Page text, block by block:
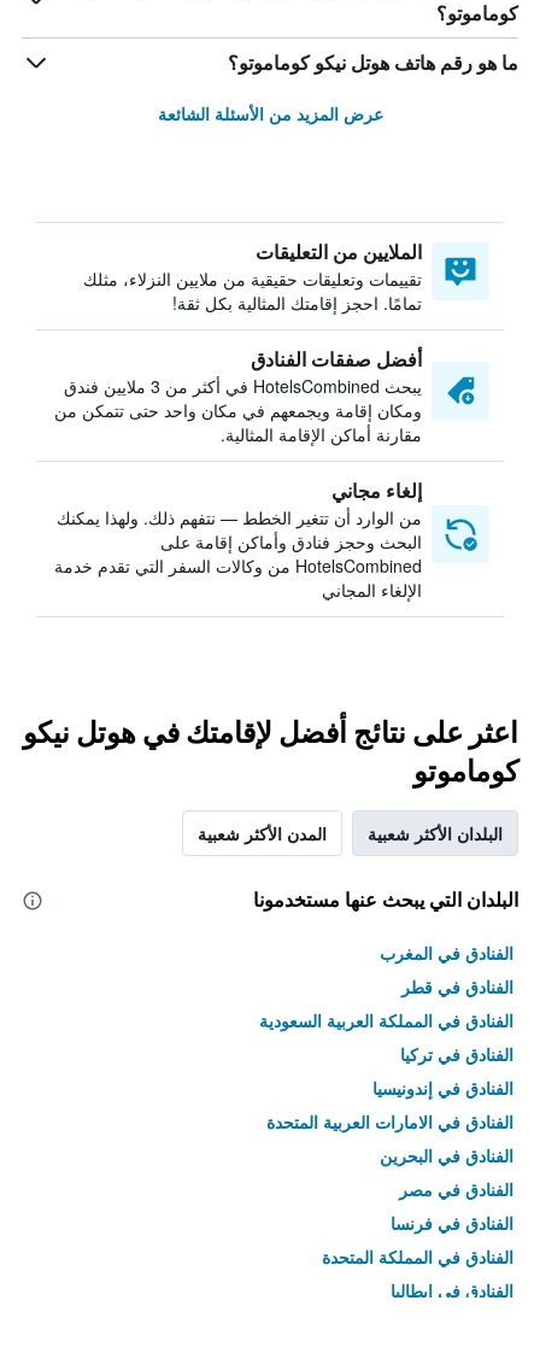
كوماموتو؟
ما هو رقم هاتف هوتل نيكو كوماموتو؟
عرض المزيد من الأسئلة الشائعة
الملايين من التعليقات
تقييمات وتعليقات حقيقية من ملايين النزلاء، مثلك
تمامًا. احجز إقامتك المثالية بكل ثقة!
أفضل صفقات الفنادق
يبحث HotelsCombined في أكثر من 3 ملايين فندق
ومكان إقامة ويجمعهم في مكان واحد حتى تتمكن من
مقارنة أماكن الإقامة المثالية.
إلغاء مجاني
من الوارد أن تتغير الخطط — نتفهم ذلك. ولهذا يمكنك
البحث وحجز فنادق وأماكن إقامة على
HotelsCombined من وكالات السفر التي تقدم خدمة
الإلغاء المجاني
اعثر على نتائج أفضل لإقامتك في هوتل نيكو
كوماموتو
البلدان الأكثر شعبية المدن الأكثر شعبية
البلدان التي يبحث عنها مستخدمونا
الفنادق في المغرب
الفنادق في قطر
الفنادق في المملكة العربية السعودية
الفنادق في تركيا
الفنادق في إندونيسيا
الفنادق في الامارات العربية المتحدة
الفنادق في البحرين
الفنادق في مصر
الفنادق في فرنسا
الفنادق في المملكة المتحدة
الفنادق في إيطاليا